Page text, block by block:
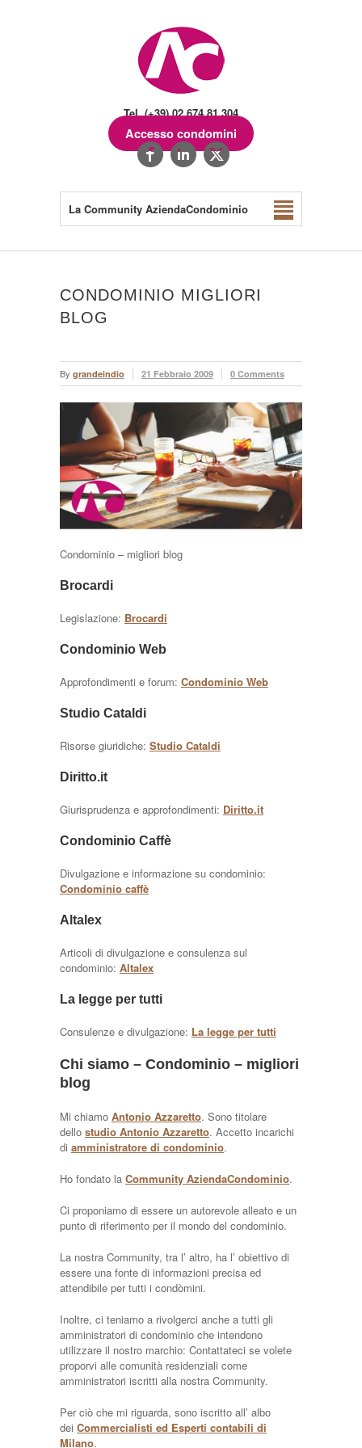
Tel. (+39) 02.674.81.304
Accesso condomini
La Community AziendaCondominio
CONDOMINIO MIGLIORI
BLOG
By grandeindio 21 Febbraio 2009 0 Comments
Condominio – migliori blog
Brocardi
Legislazione: Brocardi
Condominio Web
Approfondimenti e forum: Condominio Web
Studio Cataldi
Risorse giuridiche: Studio Cataldi
Diritto.it
Giurisprudenza e approfondimenti: Diritto.it
Condominio Caffè
Divulgazione e informazione su condominio:
Condominio caffè
Altalex
Articoli di divulgazione e consulenza sul
condominio: Altalex
La legge per tutti
Consulenze e divulgazione: La legge per tutti
Chi siamo – Condominio – migliori
blog
Mi chiamo Antonio Azzaretto. Sono titolare
dello studio Antonio Azzaretto. Accetto incarichi
di amministratore di condominio.
Ho fondato la Community AziendaCondominio.
Ci proponiamo di essere un autorevole alleato e un
punto di riferimento per il mondo del condominio.
La nostra Community, tra l’ altro, ha l’ obiettivo di
essere una fonte di informazioni precisa ed
attendibile per tutti i condòmini.
Inoltre, ci teniamo a rivolgerci anche a tutti gli
amministratori di condominio che intendono
utilizzare il nostro marchio: Contattateci se volete
proporvi alle comunità residenziali come
amministratori iscritti alla nostra Community.
Per ciò che mi riguarda, sono iscritto all’ albo
dei Commercialisti ed Esperti contabili di
Milano.